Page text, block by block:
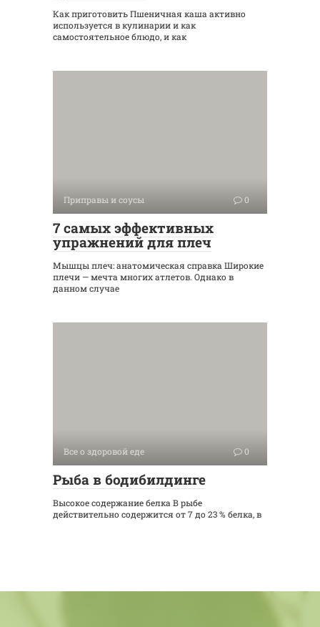
Как приготовить Пшеничная каша активно
используется в кулинарии и как
самостоятельное блюдо, и как
Приправы и соусы 0
7 самых эффективных
упражнений для плеч
Мышцы плеч: анатомическая справка Широкие
плечи — мечта многих атлетов. Однако в
данном случае
Все о здоровой еде 0
Рыба в бодибилдинге
Высокое содержание белка В рыбе
действительно содержится от 7 до 23 % белка, в